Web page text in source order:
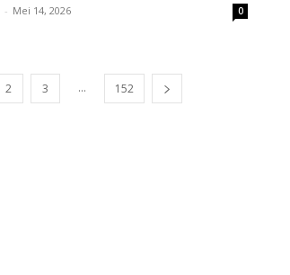
- Mei 14, 2026 0
2 3 ... 152